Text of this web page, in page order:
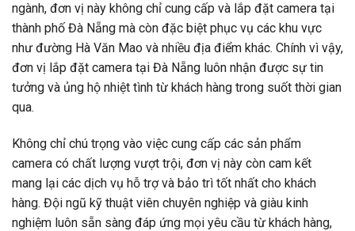
ngành, đơn vị này không chỉ cung cấp và lắp đặt camera tại
thành phố Đà Nẵng mà còn đặc biệt phục vụ các khu vực
như đường Hà Văn Mao và nhiều địa điểm khác. Chính vì vậy,
đơn vị lắp đặt camera tại Đà Nẵng luôn nhận được sự tin
tưởng và ủng hộ nhiệt tình từ khách hàng trong suốt thời gian
qua.
Không chỉ chú trọng vào việc cung cấp các sản phẩm
camera có chất lượng vượt trội, đơn vị này còn cam kết
mang lại các dịch vụ hỗ trợ và bảo trì tốt nhất cho khách
hàng. Đội ngũ kỹ thuật viên chuyên nghiệp và giàu kinh
nghiệm luôn sẵn sàng đáp ứng mọi yêu cầu từ khách hàng,